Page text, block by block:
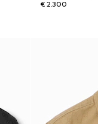
€ 2.300